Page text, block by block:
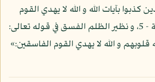
كذبوا بآيات الله و الله لا يهدي القوم
الظالمين:» الجمعة - 5، و نظير الظلم الفسق في قوله تعالى:
قلوبهم و الله لا يهدي القوم الفاسقين:»